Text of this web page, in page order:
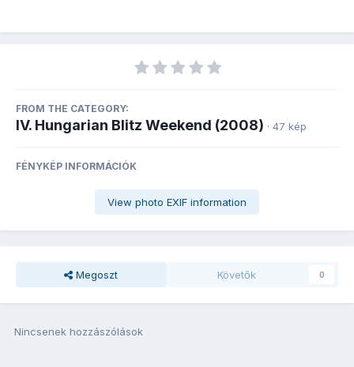
FROM THE CATEGORY:
IV. Hungarian Blitz Weekend (2008) · 47 kép
FÉNYKÉP INFORMÁCIÓK
View photo EXIF information
Megoszt Követők 0
Nincsenek hozzászólások